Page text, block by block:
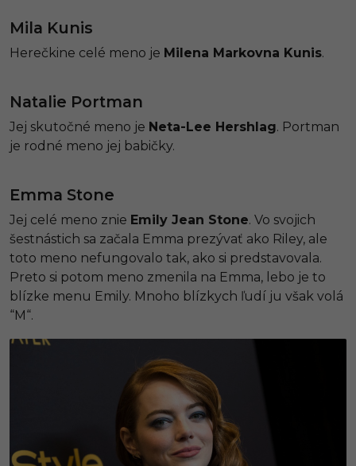
Mila Kunis
Herečkine celé meno je Milena Markovna Kunis.
Natalie Portman
Jej skutočné meno je Neta-Lee Hershlag. Portman
je rodné meno jej babičky.
Emma Stone
Jej celé meno znie Emily Jean Stone. Vo svojich
šestnástich sa začala Emma prezývať ako Riley, ale
toto meno nefungovalo tak, ako si predstavovala.
Preto si potom meno zmenila na Emma, lebo je to
blízke menu Emily. Mnoho blízkych ľudí ju však volá
“M“.